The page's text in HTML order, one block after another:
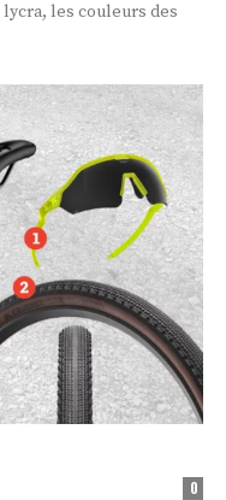
les couleurs des
0